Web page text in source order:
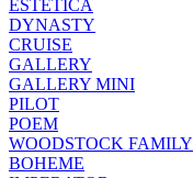
ESTETICA
DYNASTY
CRUISE
GALLERY
GALLERY MINI
PILOT
POEM
WOODSTOCK FAMILY
BOHEME